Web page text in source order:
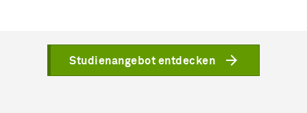
Studienangebot entdecken